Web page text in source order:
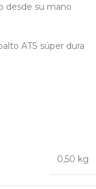
desde su mano
ATS súper dura
0,50 kg